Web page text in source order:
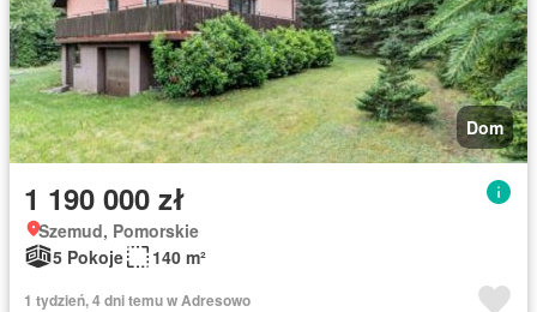
Dom
1 190 000 zł
Szemud, Pomorskie
5 Pokoje
140 m²
1 tydzień, 4 dni temu w Adresowo